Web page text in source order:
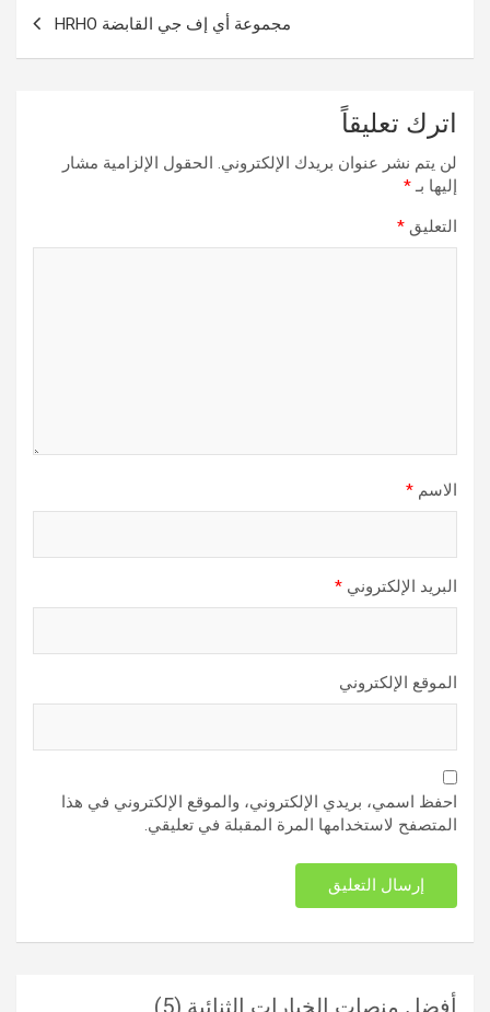
مجموعة أي إف جي القابضة HRHO
اترك تعليقاً
لن يتم نشر عنوان بريدك الإلكتروني. الحقول الإلزامية مشار
إليها بـ*
التعليق *
الاسم *
البريد الإلكتروني *
الموقع الإلكتروني
احفظ اسمي، بريدي الإلكتروني، والموقع الإلكتروني في هذا
المتصفح لاستخدامها المرة المقبلة في تعليقي.
أفضل منصات الخيارات الثنائية (5)